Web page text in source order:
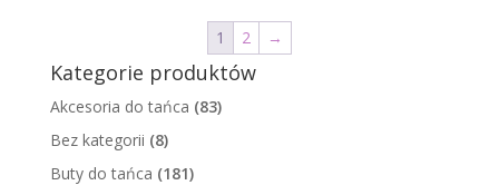
1 2 →
Kategorie produktów
Akcesoria do tańca (83)
Bez kategorii (8)
Buty do tańca (181)